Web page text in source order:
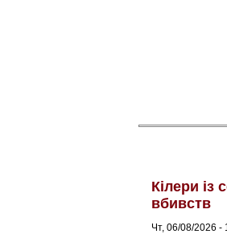
Кілери із
вбивств
Чт, 06/08/2026 -